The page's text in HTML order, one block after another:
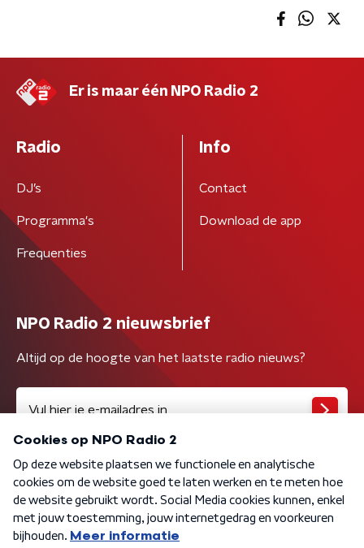
Er is maar één NPO Radio 2
Radio
DJ’s
Programma's
Frequenties
Info
Contact
Download de app
NPO Radio 2 nieuwsbrief
Altijd op de hoogte van het laatste radio nieuws?
Algemene voorwaarden